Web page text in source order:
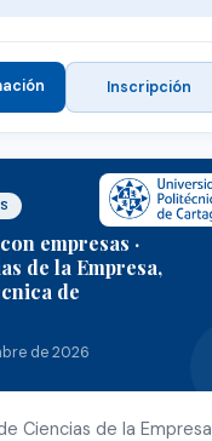
Inscripción
empresas ·
de la Empresa,
de
de 2026
Ciencias de la Empresa